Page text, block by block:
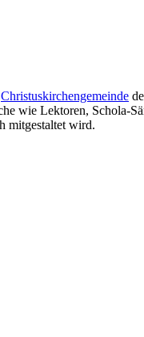
Christuskirchengemeinde
wie Lektoren, Schola-
mitgestaltet wird.